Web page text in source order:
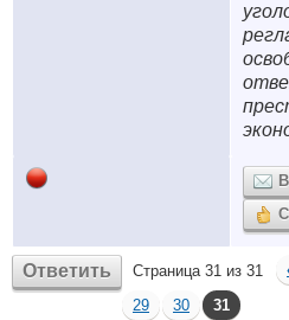
Ответить Страница 31 из 31
29
30 31